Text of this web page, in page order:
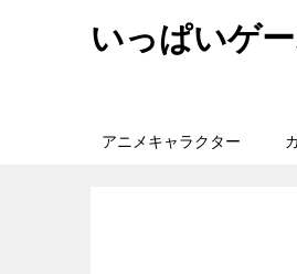
いっぱいゲ
アニメキャラクター